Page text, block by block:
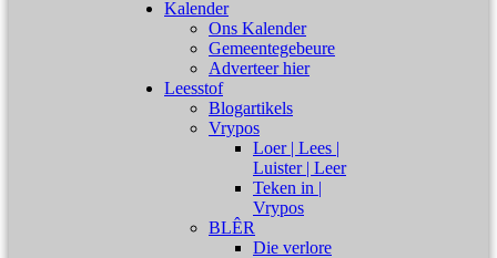
Kalender
Ons Kalender
Gemeentegebeure
Adverteer hier
Leesstof
Blogartikels
Vrypos
Loer | Lees |
Luister | Leer
Teken in |
Vrypos
BLÊR
Die verlore